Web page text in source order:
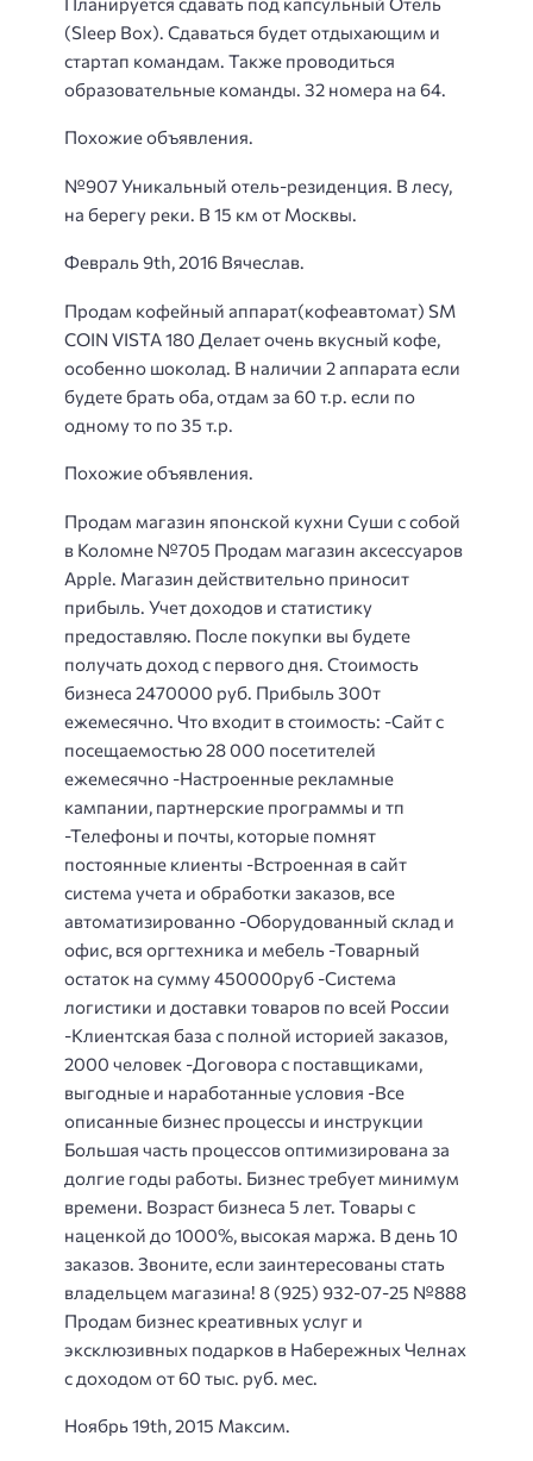
(Sleep Box). Сдаваться будет отдыхающим и
стартап командам. Также проводиться
образовательные команды. 32 номера на 64.
Похожие объявления.
№907 Уникальный отель-резиденция. В лесу,
на берегу реки. В 15 км от Москвы.
Февраль 9th, 2016 Вячеслав.
Продам кофейный аппарат(кофеавтомат) SM
COIN VISTA 180 Делает очень вкусный кофе,
особенно шоколад. В наличии 2 аппарата если
будете брать оба, отдам за 60 т.р. если по
одному то по 35 т.р.
Похожие объявления.
Продам магазин японской кухни Суши с собой
в Коломне №705 Продам магазин аксессуаров
Apple. Магазин действительно приносит
прибыль. Учет доходов и статистику
предоставляю. После покупки вы будете
получать доход с первого дня. Стоимость
бизнеса 2470000 руб. Прибыль 300т
ежемесячно. Что входит в стоимость: -Сайт с
посещаемостью 28 000 посетителей
ежемесячно -Настроенные рекламные
кампании, партнерские программы и тп
-Телефоны и почты, которые помнят
постоянные клиенты -Встроенная в сайт
система учета и обработки заказов, все
автоматизированно -Оборудованный склад и
офис, вся оргтехника и мебель -Товарный
остаток на сумму 450000руб -Система
логистики и доставки товаров по всей России
-Клиентская база с полной историей заказов,
2000 человек -Договора с поставщиками,
выгодные и наработанные условия -Все
описанные бизнес процессы и инструкции
Большая часть процессов оптимизирована за
долгие годы работы. Бизнес требует минимум
времени. Возраст бизнеса 5 лет. Товары с
наценкой до 1000%, высокая маржа. В день 10
заказов. Звоните, если заинтересованы стать
владельцем магазина! 8 (925) 932-07-25 №888
Продам бизнес креативных услуг и
эксклюзивных подарков в Набережных Челнах
с доходом от 60 тыс. руб. мес.
Ноябрь 19th, 2015 Максим.